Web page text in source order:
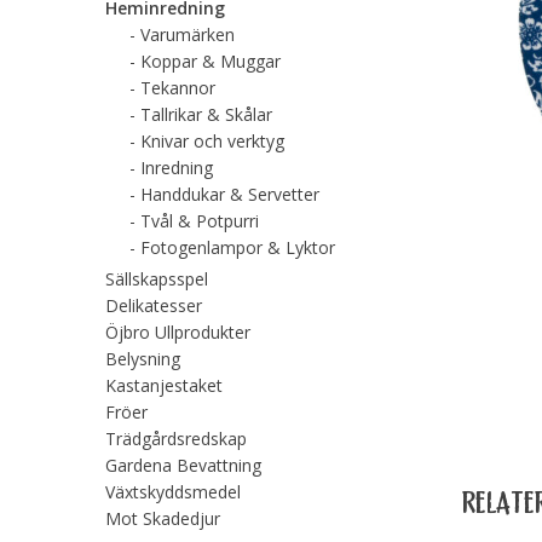
Heminredning
Varumärken
Koppar & Muggar
Tekannor
Tallrikar & Skålar
Knivar och verktyg
Inredning
Handdukar & Servetter
Tvål & Potpurri
Fotogenlampor & Lyktor
Sällskapsspel
Delikatesser
Öjbro Ullprodukter
Belysning
Kastanjestaket
Fröer
Trädgårdsredskap
Gardena Bevattning
Växtskyddsmedel
Mot Skadedjur